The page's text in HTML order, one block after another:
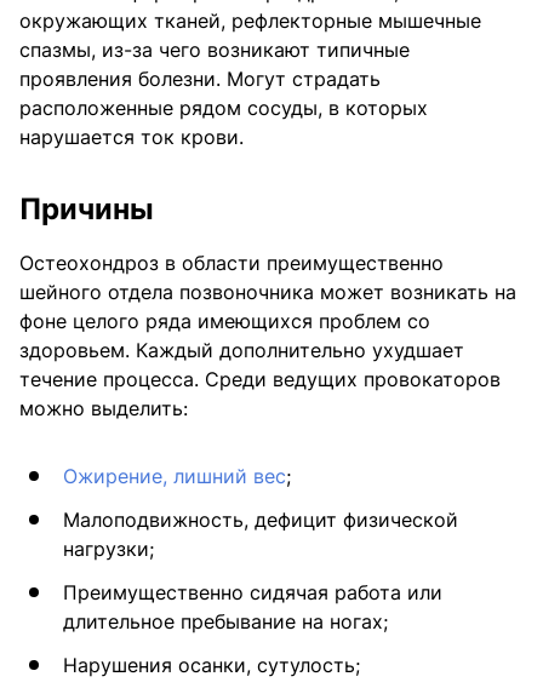
окружающих тканей, рефлекторные мышечные
спазмы, из-за чего возникают типичные
проявления болезни. Могут страдать
расположенные рядом сосуды, в которых
нарушается ток крови.
Причины
Остеохондроз в области преимущественно
шейного отдела позвоночника может возникать на
фоне целого ряда имеющихся проблем со
здоровьем. Каждый дополнительно ухудшает
течение процесса. Среди ведущих провокаторов
можно выделить:
Ожирение, лишний вес;
Малоподвижность, дефицит физической
нагрузки;
Преимущественно сидячая работа или
длительное пребывание на ногах;
Нарушения осанки, сутулость;